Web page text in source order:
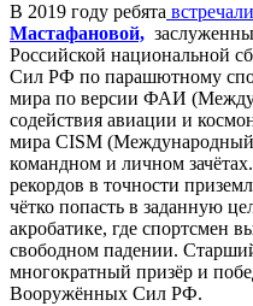
В 2019 году ребята
Мастафановой,
Российской национальной
Сил РФ по парашютному
мира по версии ФАИ
содействия авиации и
мира CISM (Международный
командном и личном
рекордов в точности
чётко попасть в заданную
акробатике, где спортсмен
свободном падении.
многократный призёр и
Вооружённых Сил РФ.